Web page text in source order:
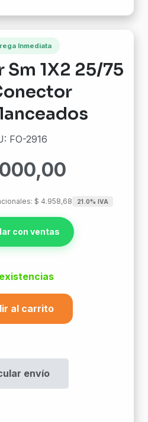
Inmediata
1X2 25/75
FO-2916
$ 4.958,68 21.0% IVA
con ventas
al carrito
envío